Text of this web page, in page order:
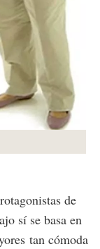
de
sí se basa en
tan cómoda